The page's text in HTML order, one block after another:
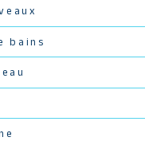
bains